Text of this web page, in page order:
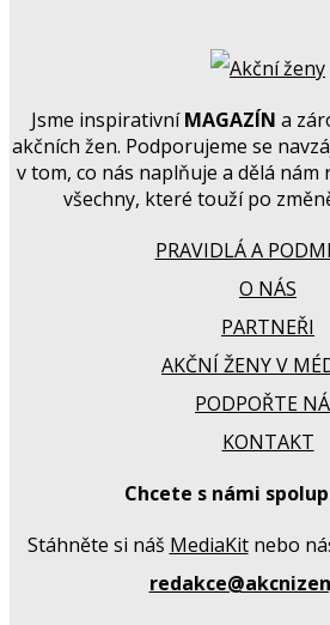
Jsme inspirativníMAGAZÍN a
akčních žen. Podporujeme se
v tom, co nás naplňuje a dělá nám
všechny, které touží po
PRAVIDLÁ A
O NÁS
PARTNEŘI
AKČNÍ ŽENY V
PODPOŘTE
KONTAKT
Chcete s námi
Stáhněte si náš MediaKitnebo